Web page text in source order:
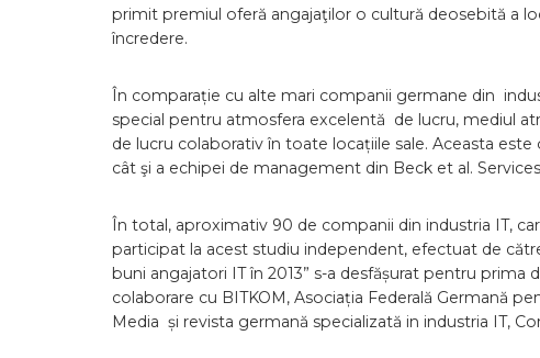
primit premiul oferă angajaţilor o cultură deosebită a
încredere.
În comparație cu alte mari companii germane din
special pentru atmosfera excelentă de lucru, mediul
de lucru colaborativ în toate locațiile sale. Aceasta
cât şi a echipei de management din Beck et al.
În total, aproximativ 90 de companii din industria IT,
participat la acest studiu independent, efectuat de
buni angajatori IT în 2013” s-a desfășurat pentru
colaborare cu BITKOM, Asociația Federală Germană
Media și revista germană specializată in industria IT,